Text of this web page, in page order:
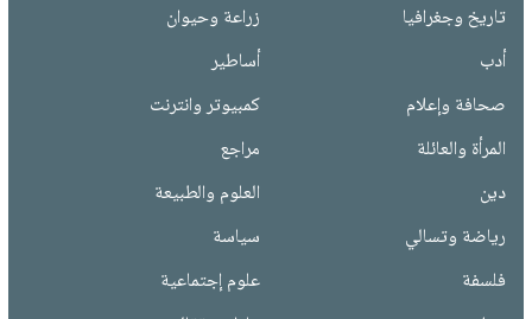
تاريخ وجغرافيا
زراعة وحيوان
أدب
أساطير
صحافة وإعلام
كمبيوتر وانترنت
المرأة والعائلة
مراجع
دين
العلوم والطبيعة
رياضة وتسالي
سياسة
فلسفة
علوم إجتماعية